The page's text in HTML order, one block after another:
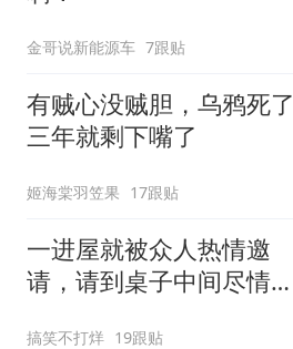
金哥说新能源车 7跟贴
有贼心没贼胆，乌鸦死了
三年就剩下嘴了
姬海棠羽笠果 17跟贴
一进屋就被众人热情邀
请，请到桌子中间尽情跳
搞笑不打烊 19跟贴